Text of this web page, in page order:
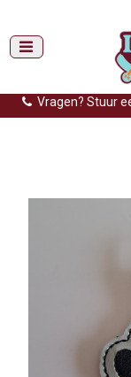
Gemiddelde
Gratis
Vragen? Stuur